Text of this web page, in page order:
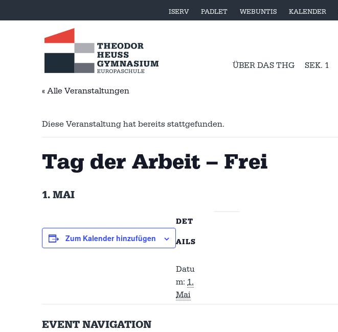
ISERV PADLET WEBUNTIS KALENDER
ÜBER DAS THG SEK. 1
« Alle Veranstaltungen
Diese Veranstaltung hat bereits stattgefunden.
Tag der Arbeit – Frei
1. MAI
Zum Kalender hinzufügen
DET
AILS
Datu
m: 1.
Mai
EVENT NAVIGATION